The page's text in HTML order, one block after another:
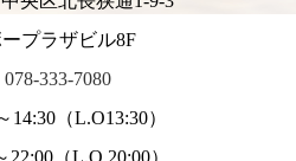
プラザビル8F
333-7080
（L.O13:30）
（L.O 20:00）